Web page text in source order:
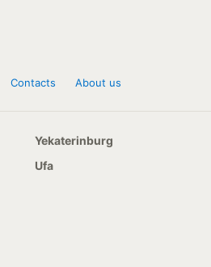
Contacts About us
Yekaterinburg
Ufa